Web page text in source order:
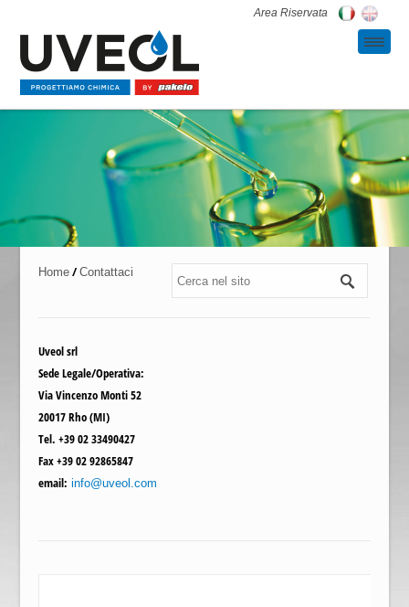
Area Riservata
Home /Contattaci
Uveol srl
Sede Legale/Operativa:
Via Vincenzo Monti 52
20017 Rho (MI)
Tel. +39 02 33490427
Fax+39 02 92865847
email: info@uveol.com